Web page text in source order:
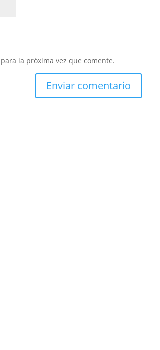
la próxima vez que comente.